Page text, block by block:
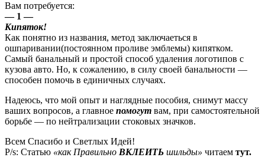
Вам потребуется:
— 1 —
Кипяток!
Как понятно из названия, метод заключаеться в
ошпаривании(постоянном проливе эмблемы) кипятком.
Самый банальный и простой способ удаления логотипов с
кузова авто. Но, к сожалению, в силу своей банальности —
способен помочь в единичных случаях.
Надеюсь, что мой опыт и наглядные пособия, снимут массу
ваших вопросов, а главное помогут вам, при самостоятельной
борьбе — по нейтрализации стоковых значков.
Всем Спасибо и Светлых Идей!
P/s: Статью «как Правильно ВКЛЕИТЬ шильды» читаем тут.